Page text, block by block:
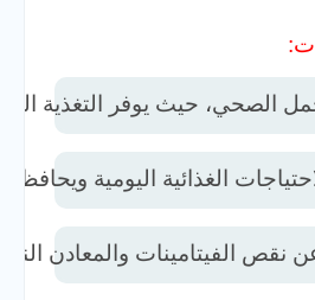
الصحي، حيث يوفر التغذية
الغذائية اليومية
نقص الفيتامينات والمعادن